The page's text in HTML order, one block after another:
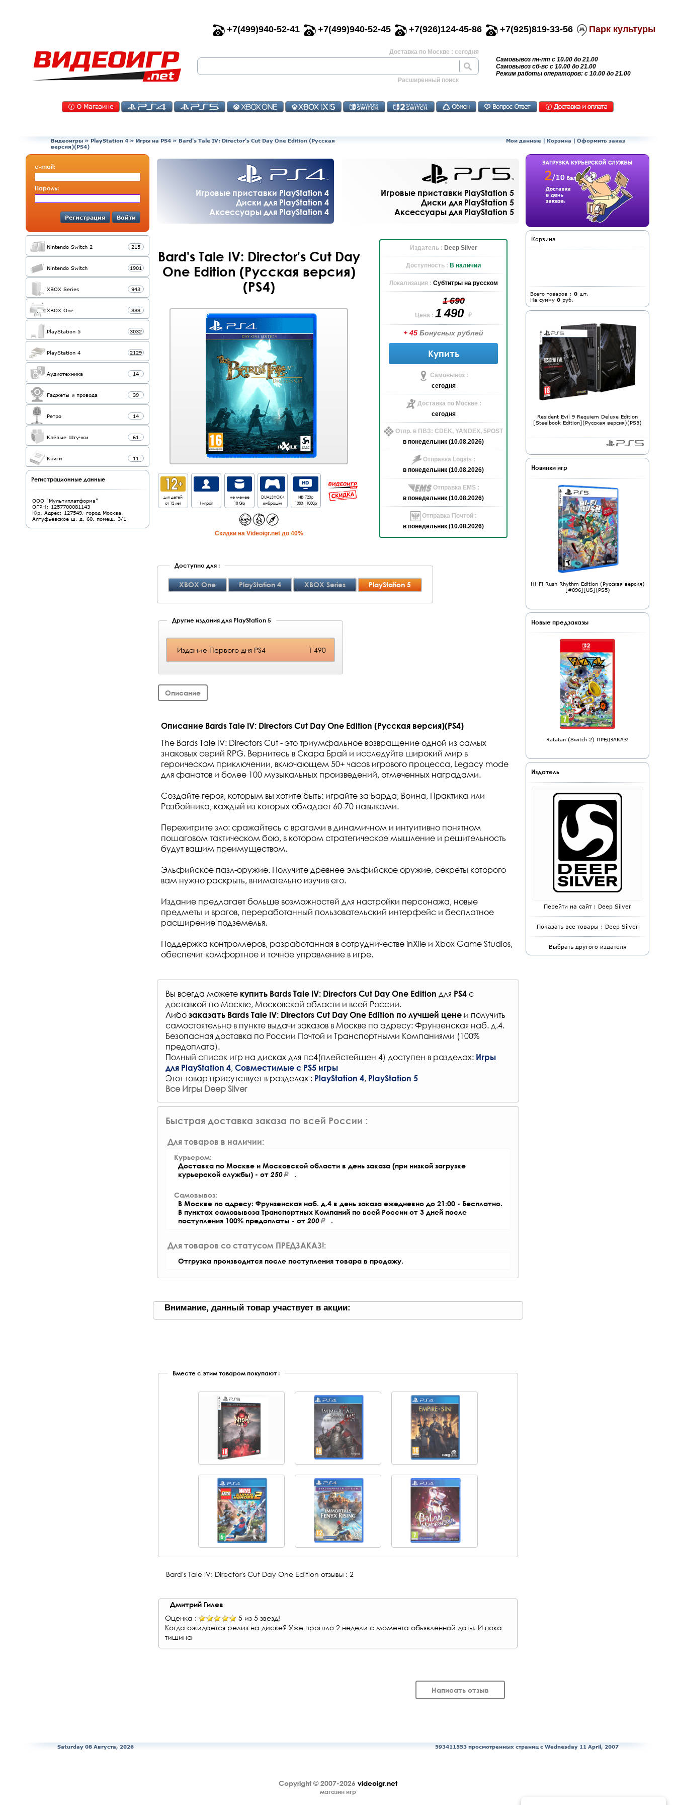
+7(499)940-52-41 +7(499)940-52-45 +7(926)124-45-86 +7(925)819-33-56 Парк культуры
Доставка по Москве : сегодня
Расширенный поиск
Самовывоз пн-пт с 10.00 до 21.00
Самовывоз сб-вс с 10.00 до 21.00
Режим работы операторов: с 10.00 до 21.00
Видеоигры » PlayStation 4 » Игры на PS4 » Bard's Tale IV: Director's Cut Day One Edition (Русская
версия)(PS4)
Мои данные | Корзина | Оформить заказ
e-mail:
Пароль:
Регистрация Войти
Nintendo Switch 2 215
Nintendo Switch 1901
XBOX Series 943
XBOX One 888
PlayStation 5 3032
PlayStation 4 2129
Аудиотехника 14
Гаджеты и провода 39
Ретро 14
Клёвые Штучки 61
Книги 11
Регистрационные данные
ООО "Мультиплатформа"
ОГРН: 1257700081143
Юр. Адрес: 127549, город Москва,
Алтуфьевское ш, д. 60, помещ. 3/1
Игровые приставки PlayStation 4
Диски для PlayStation 4
Аксессуары для PlayStation 4
Игровые приставки PlayStation 5
Диски для PlayStation 5
Аксессуары для PlayStation 5
Bard's Tale IV: Director's Cut Day
One Edition (Русская версия)
(PS4)
для детей
от 12 лет
1 игрок
не менее
18 Gb
DUALSHOK4
вибрация
HD720p
1080i|1080p
Cкидки на Videoigr.net до 40%
Издатель : Deep Silver
Доступность : В наличии
Локализация : Субтитры на русском
1 690
Цена : 1 490 ₽
+ 45 Бонусных рублей
Купить
Самовывоз :
сегодня
Доставка по Москве :
сегодня
Отпр. в ПВЗ: CDEK, YANDEX, 5POST
в понедельник (10.08.2026)
Отправка Logsis :
в понедельник (10.08.2026)
Отправка EMS :
в понедельник (10.08.2026)
Отправка Почтой :
в понедельник (10.08.2026)
Доступно для :
XBOX One PlayStation 4 XBOX Series PlayStation 5
Другие издания для PlayStation 5
Издание Первого дня PS4 1 490
Описание
Описание Bards Tale IV: Directors Cut Day One Edition (Русская версия)(PS4)
The Bards Tale IV: Directors Cut - это триумфальное возвращение одной из самых
знаковых серий RPG. Вернитесь в Скара Брай и исследуйте широкий мир в
героическом приключении, включающем 50+ часов игрового процесса, Legacy mode
для фанатов и более 100 музыкальных произведений, отмеченных наградами.
Создайте героя, которым вы хотите быть: играйте за Барда, Воина, Практика или
Разбойника, каждый из которых обладает 60-70 навыками.
Перехитрите зло: сражайтесь с врагами в динамичном и интуитивно понятном
пошаговом тактическом бою, в котором стратегическое мышление и решительность
будут вашим преимуществом.
Эльфийское пазл-оружие. Получите древнее эльфийское оружие, секреты которого
вам нужно раскрыть, внимательно изучив его.
Издание предлагает больше возможностей для настройки персонажа, новые
предметы и врагов, переработанный пользовательский интерфейс и бесплатное
расширение подземелья.
Поддержка контроллеров, разработанная в сотрудничестве inXile и Xbox Game Studios,
обеспечит комфортное и точное управление в игре.
Вы всегда можете купить Bards Tale IV: Directors Cut Day One Edition для PS4 с
доставкой по Москве, Московской области и всей России.
Либо заказать Bards Tale IV: Directors Cut Day One Edition по лучшей цене и получить
самостоятельно в пункте выдачи заказов в Москве по адресу: Фрунзенская наб. д.4.
Безопасная доставка по России Почтой и Транспортными Компаниями (100%
предоплата).
Полный список игр на дисках для пс4(плейстейшен 4) доступен в разделах: Игры
для PlayStation 4, Совместимые с PS5 игры
Этот товар присутствует в разделах : PlayStation 4, PlayStation 5
Все Игры Deep Silver
Быстрая доставка заказа по всей России :
Для товаров в наличии:
Курьером:
Доставка по Москве и Московской области в день заказа (при низкой загрузке
курьерской службы) - от 250 .
Самовывоз:
В Москве по адресу: Фрунзенская наб. д.4 в день заказа ежедневно до 21:00 - Бесплатно.
В пунктах самовывоза Транспортных Компаний по всей России от 3 дней после
поступления 100% предоплаты - от 200 .
Для товаров со статусом ПРЕДЗАКАЗ!:
Отгрузка производится после поступления товара в продажу.
Внимание, данный товар участвует в акции:
Вместе с этим товаром покупают :
Bard's Tale IV: Director's Cut Day One Edition отзывы : 2
Дмитрий Гилев
Оценка :
5 из 5 звезд!
Когда ожидается релиз на диске? Уже прошло 2 недели с момента обьявленной даты. И пока
тишина
Написать отзыв
Корзина
Всего товаров : 0 шт.
На сумму 0 руб.
Resident Evil 9 Requiem Deluxe Edition
[Steelbook Edition](Русская версия)(PS5)
Новинки игр
Hi-Fi Rush Rhythm Edition (Русская версия)
[#096][US](PS5)
Новые предзаказы
Ratatan (Switch 2) ПРЕДЗАКАЗ!
Издатель
Перейти на сайт : Deep Silver
Показать все товары : Deep Silver
Выбрать другого издателя
Saturday 08 Августа, 2026 593411553 просмотренных страниц c Wednesday 11 April, 2007
Copyright © 2007-2026 videoigr.net
магазин игр